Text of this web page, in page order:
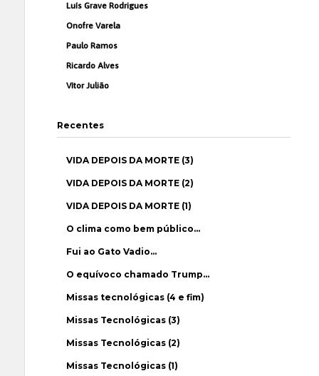
Luís Grave Rodrigues
Onofre Varela
Paulo Ramos
Ricardo Alves
Vítor Julião
Recentes
VIDA DEPOIS DA MORTE (3)
VIDA DEPOIS DA MORTE (2)
VIDA DEPOIS DA MORTE (1)
O clima como bem público…
Fui ao Gato Vadio…
O equívoco chamado Trump…
Missas tecnológicas (4 e fim)
Missas Tecnológicas (3)
Missas Tecnológicas (2)
Missas Tecnológicas (1)